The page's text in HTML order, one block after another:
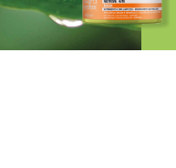
как разглаживаются
Она хорошо
головы. Моя любимая